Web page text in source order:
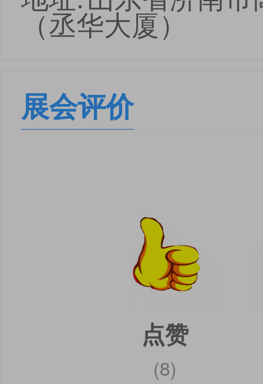
（丞华大厦）
展会评价
点赞
(8)